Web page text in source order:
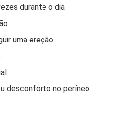
durante o dia
uma ereção
desconforto no períneo